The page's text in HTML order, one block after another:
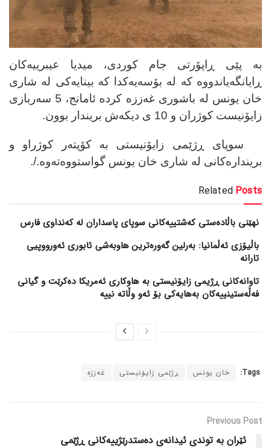
بە پێی ڕاپۆرتی جام کوردی، میدیا عیبرییەکان
ڕایانگەیاندووە کە لە بۆسەیەکدا کە بینایەکی لە شاری
خان یونس لە باشوری غەززە کردە ئامانج، 5 سەربازی
زایۆنیست کوژران و 10 ی دیکەش بریندار بوون.
سوپای ڕژێمی زایۆنیستی بە کۆپتەر کوژراو و
بریندارەکانی لە شاری خان یونس گواستووەتەوە./.
Related Posts
نهێنی باڵادەستی کەشتییەکانی سوپای پاسداران لە کەنداوی فارس
باڵیۆزی ئەڵمانیا: بەرلین گەورەترین هاوبەشی ئابوری ئەورووپیی
تارانە
تاوانەکانی ڕژیمی زایۆنیستی بە هاوکاری ئەمریکا دەکرێت و گیانی
فەڵەستینییەکان بەهایەکی بۆ ئەو وڵاتە نییە
Tags: خان یونس ڕژێمی زایۆنیستی غەززە
Previous Post
ئێران بە توندی ئیدانەی دەستدرێژییەکانی ڕژێمی